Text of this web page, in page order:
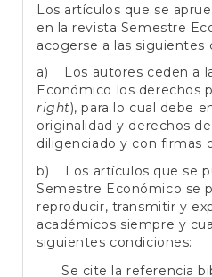
Los artículos que se
en la revista Semestre
acogerse a las siguientes
a) Los autores ceden a
Económico los derechos
right), para lo cual debe
originalidad y derechos
diligenciado y con firmas
b) Los artículos que se
Semestre Económico se
reproducir, transmitir y
académicos siempre y
siguientes condiciones:
Se cite la referencia